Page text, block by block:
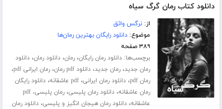
دانلود کتاب رمان گرگ سیاه
از:نرگس واثق
موضوع:دانلود رایگان بهترین رمان‌ها
۳۸۹ صفحه
برچسب‌ها:دانلود رمان رایگان،رمان،دانلود رمان،دانلود
رمان جدید،رمان جدید،دانلود pdf رمان ،رمان ایرانی pdf ،
رمان pdf ،دانلود رمان ایرانی،pdf عاشقانه ،دانلود رایگان
رمان عاشقانه،دانلود رمان پلیسی،
رمان پلیسی، pdf
عاشقانه،دانلود رمان هیجان انگیز و پلیسی،دانلود رمان